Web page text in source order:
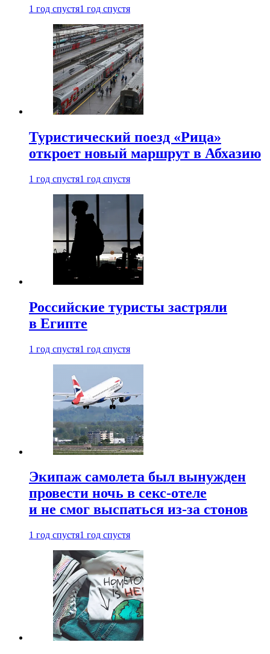
1 год спустя1 год спустя
Туристический поезд «Рица»
откроет новый маршрут в Абхазию
1 год спустя1 год спустя
Российские туристы застряли
в Египте
1 год спустя1 год спустя
Экипаж самолета был вынужден
провести ночь в секс-отеле
и не смог выспаться из-за стонов
1 год спустя1 год спустя